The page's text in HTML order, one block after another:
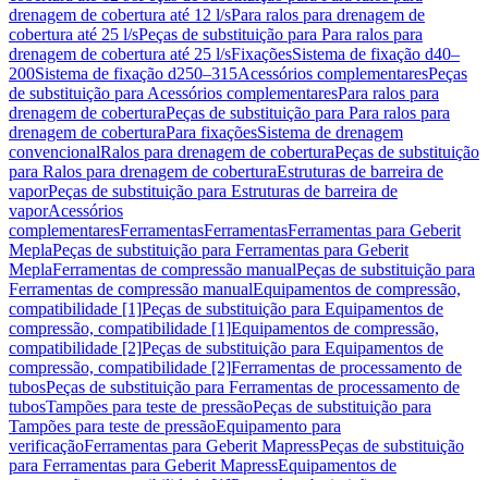
drenagem de cobertura até 12 l/sPara ralos para drenagem de
cobertura até 25 l/sPeças de substituição para Para ralos para
drenagem de cobertura até 25 l/sFixaçõesSistema de fixação d40–
200Sistema de fixação d250–315Acessórios complementaresPeças
de substituição para Acessórios complementaresPara ralos para
drenagem de coberturaPeças de substituição para Para ralos para
drenagem de coberturaPara fixaçõesSistema de drenagem
convencionalRalos para drenagem de coberturaPeças de substituição
para Ralos para drenagem de coberturaEstruturas de barreira de
vaporPeças de substituição para Estruturas de barreira de
vaporAcessórios
complementaresFerramentasFerramentasFerramentas para Geberit
MeplaPeças de substituição para Ferramentas para Geberit
MeplaFerramentas de compressão manualPeças de substituição para
Ferramentas de compressão manualEquipamentos de compressão,
compatibilidade [1]Peças de substituição para Equipamentos de
compressão, compatibilidade [1]Equipamentos de compressão,
compatibilidade [2]Peças de substituição para Equipamentos de
compressão, compatibilidade [2]Ferramentas de processamento de
tubosPeças de substituição para Ferramentas de processamento de
tubosTampões para teste de pressãoPeças de substituição para
Tampões para teste de pressãoEquipamento para
verificaçãoFerramentas para Geberit MapressPeças de substituição
para Ferramentas para Geberit MapressEquipamentos de